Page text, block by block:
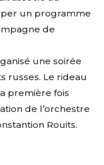
un programme
de
une soirée
russes. Le rideau
première fois
de l’orchestre
Rouits.